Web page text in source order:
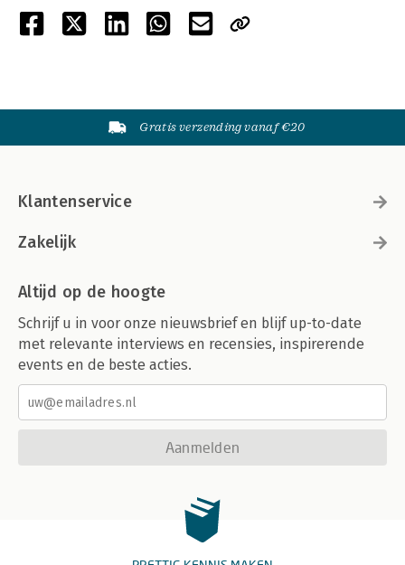
Gratis verzending vanaf €20
Klantenservice
Zakelijk
Altijd op de hoogte
Schrijf u in voor onze nieuwsbrief en blijf up-to-date
met relevante interviews en recensies, inspirerende
events en de beste acties.
Aanmelden